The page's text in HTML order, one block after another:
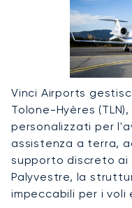
Vinci Airports
Tolone-Hyères
personalizzati per
assistenza a terra,
supporto discreto ai
Palyvestre, la
impeccabili per i voli